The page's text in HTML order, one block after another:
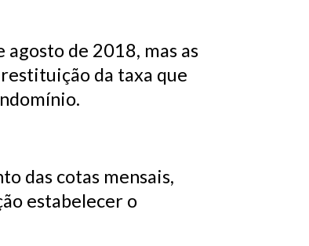
de 2018, mas as
da taxa que
das cotas mensais,
estabelecer o